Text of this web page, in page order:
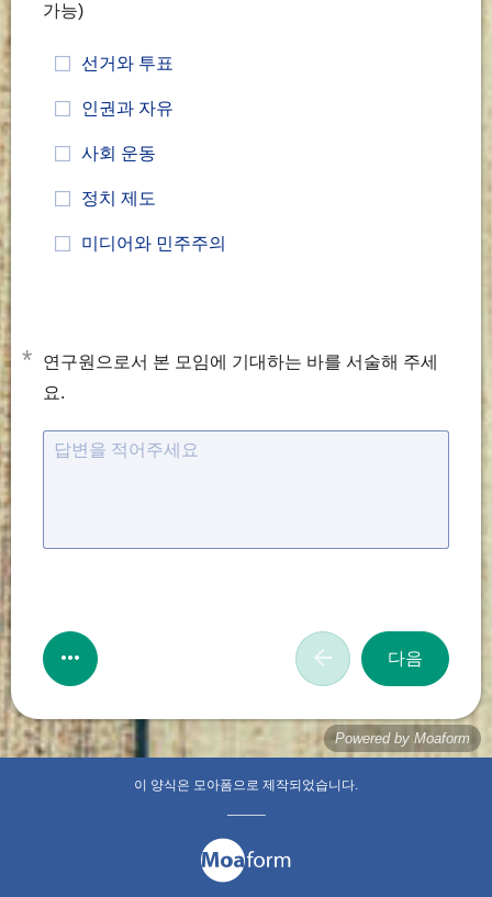
가능)
선거와 투표
인권과 자유
사회 운동
정치 제도
미디어와 민주주의
*
연구원으로서 본 모임에 기대하는 바를 서술해 주세
요.
답변을 적어주세요
다음
Powered by Moaform
이 양식은 모아폼으로 제작되었습니다.